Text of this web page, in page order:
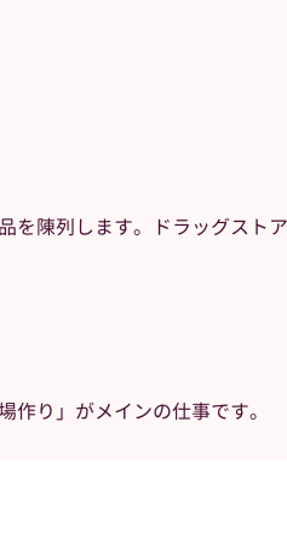
陳列します。ドラッグストア
り」がメインの仕事です。